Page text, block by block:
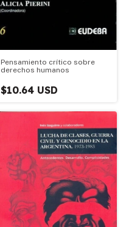
Pensamiento crítico sobre
derechos humanos
$10.64 USD